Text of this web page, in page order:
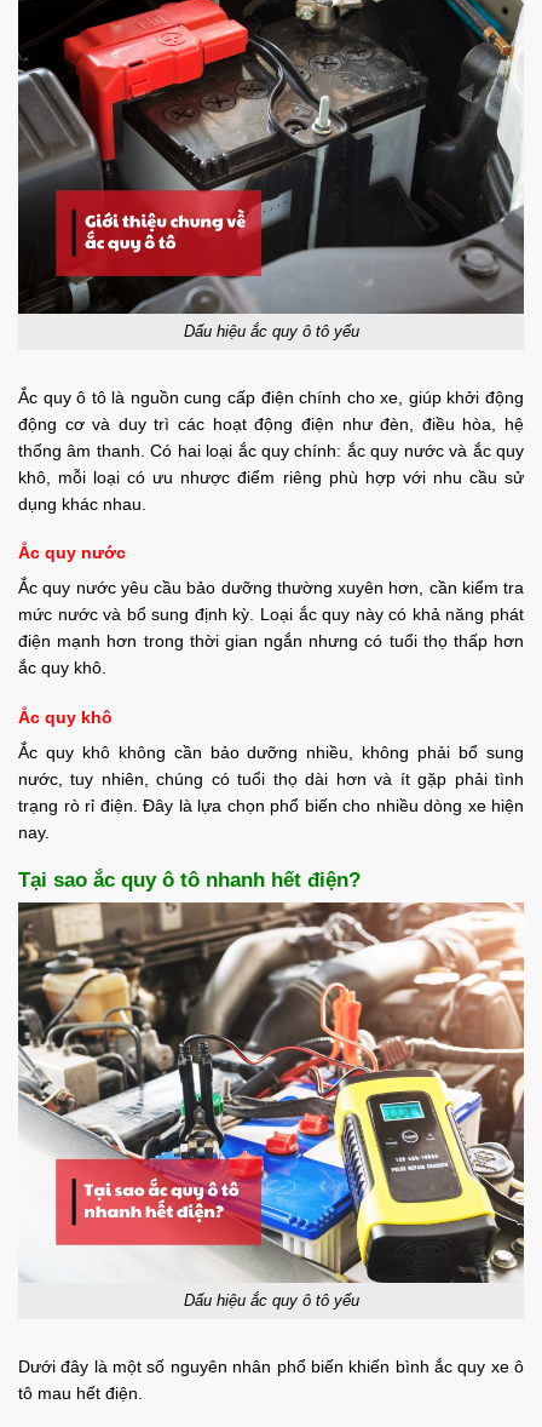
Dấu hiệu ắc quy ô tô yếu
Ắc quy ô tô là nguồn cung cấp điện chính cho xe, giúp khởi động
động cơ và duy trì các hoạt động điện như đèn, điều hòa, hệ
thống âm thanh. Có hai loại ắc quy chính: ắc quy nước và ắc quy
khô, mỗi loại có ưu nhược điểm riêng phù hợp với nhu cầu sử
dụng khác nhau.
Ắc quy nước
Ắc quy nước yêu cầu bảo dưỡng thường xuyên hơn, cần kiểm tra
mức nước và bổ sung định kỳ. Loại ắc quy này có khả năng phát
điện mạnh hơn trong thời gian ngắn nhưng có tuổi thọ thấp hơn
ắc quy khô.
Ắc quy khô
Ắc quy khô không cần bảo dưỡng nhiều, không phải bổ sung
nước, tuy nhiên, chúng có tuổi thọ dài hơn và ít gặp phải tình
trạng rò rỉ điện. Đây là lựa chọn phổ biến cho nhiều dòng xe hiện
nay.
Tại sao ắc quy ô tô nhanh hết điện?
Dấu hiệu ắc quy ô tô yếu
Dưới đây là một số nguyên nhân phổ biến khiến bình ắc quy xe ô
tô mau hết điện.